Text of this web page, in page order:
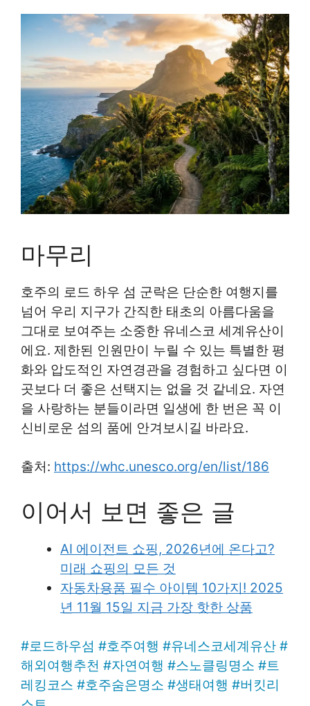
마무리
호주의 로드 하우 섬 군락은 단순한 여행지를
넘어 우리 지구가 간직한 태초의 아름다움을
그대로 보여주는 소중한 유네스코 세계유산이
에요. 제한된 인원만이 누릴 수 있는 특별한 평
화와 압도적인 자연경관을 경험하고 싶다면 이
곳보다 더 좋은 선택지는 없을 것 같네요. 자연
을 사랑하는 분들이라면 일생에 한 번은 꼭 이
신비로운 섬의 품에 안겨보시길 바라요.
출처: https://whc.unesco.org/en/list/186
이어서 보면 좋은 글
AI 에이전트 쇼핑, 2026년에 온다고?
미래 쇼핑의 모든 것
자동차용품 필수 아이템 10가지! 2025
년 11월 15일 지금 가장 핫한 상품
#로드하우섬 #호주여행 #유네스코세계유산 #
해외여행추천 #자연여행 #스노클링명소 #트
레킹코스 #호주숨은명소 #생태여행 #버킷리